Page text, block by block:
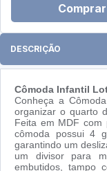
DESCRIÇÃO
Cômoda Infantil
Conheça a
organizar o quarto
Feita em MDF com
cômoda possui 4
garantindo um
um divisor para
embutidos, tampo